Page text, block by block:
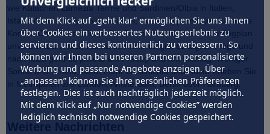
Mit dem Klick auf „geht klar” ermöglichen Sie uns Ihnen
über Cookies ein verbessertes Nutzungserlebnis zu
servieren und dieses kontinuierlich zu verbessern. So
können wir Ihnen bei unseren Partnern personalisierte
Werbung und passende Angebote anzeigen. Über
„anpassen” können Sie Ihre persönlichen Präferenzen
festlegen. Dies ist auch nachträglich jederzeit möglich.
Mit dem Klick auf „Nur notwendige Cookies” werden
lediglich technisch notwendige Cookies gespeichert.
wie Kalabrien/Lamezia Terme und Sardinien/Olbia in Italien,
Istanbul und Antalya in der Türkei, Dubai, Zypern/Larnaka sowie
Korsika/Calvi sehr beliebt. Die Balearen sind im Sommerflugplan
unverzichtbar: Nach Palma de Mallorca gibt es täglich Flüge und
nach Ibiza geht es jeweils am Freitag und am Montag. Weniger
Sonne und Strand, dafür mehr Geschichte und Kultur erleben Sie
in Metropolen wie London, Amsterdam, Berlin oder Hamburg.
Weitere Nachrichten